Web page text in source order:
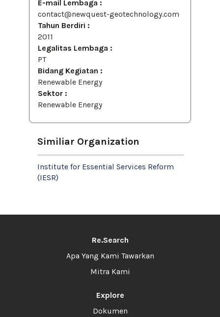
E-mail Lembaga :
contact@newquest-geotechnology.com
Tahun Berdiri :
2011
Legalitas Lembaga :
PT
Bidang Kegiatan :
Renewable Energy
Sektor :
Renewable Energy
Similiar Organization
Institute for Essential Services Reform
(IESR)
Re.Search
Apa Yang Kami Tawarkan
Mitra Kami
Explore
Dokumen